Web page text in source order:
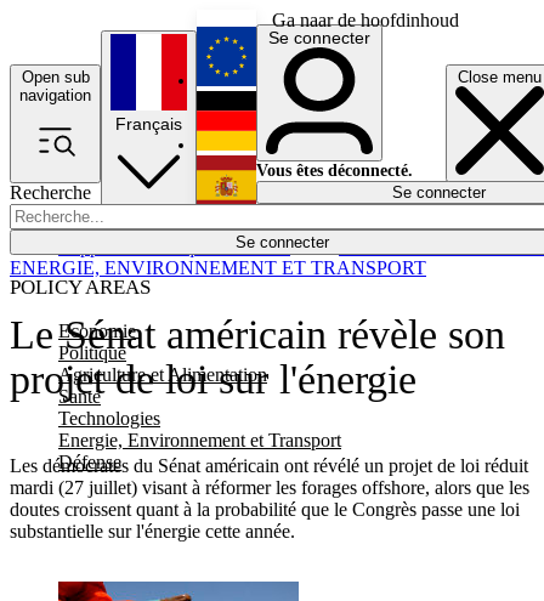
Ga naar de hoofdinhoud
Open sub
navigation
Close menu
Recherche
Se connecter
POLICY AREAS
Economie
Politique
Agriculture et Alimentation
Santé
Technologies
Energie, Environnement et Transport
Défense
Économie
Français
English
Deutsch
Español
Se connecter
Vous êtes déconnecté.
Se connecter
Le Sénat américain révèle son
projet de loi sur l'énergie
Les démocrates du Sénat américain ont révélé un projet de loi réduit
mardi (27 juillet) visant à réformer les forages offshore, alors que les
doutes croissent quant à la probabilité que le Congrès passe une loi
substantielle sur l'énergie cette année.
ENERGIE, ENVIRONNEMENT ET TRANSPORT